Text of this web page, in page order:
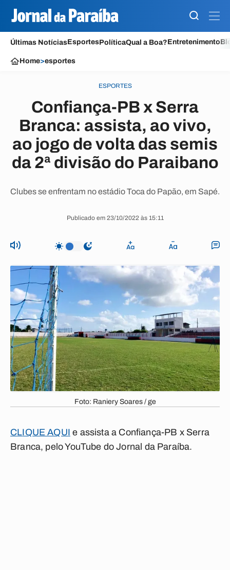
Últimas NotíciasEsportesPolíticaQual a Boa?Entretenimento
Home>esportes
ESPORTES
Confiança-PB x Serra
Branca: assista, ao vivo,
ao jogo de volta das semis
da 2ª divisão do Paraibano
Clubes se enfrentam no estádio Toca do Papão, em Sapé.
Publicado em 23/10/2022 às 15:11
Foto: Raniery Soares / ge
CLIQUE AQUI e assista a Confiança-PB x Serra
Branca, pelo YouTube do Jornal da Paraíba.